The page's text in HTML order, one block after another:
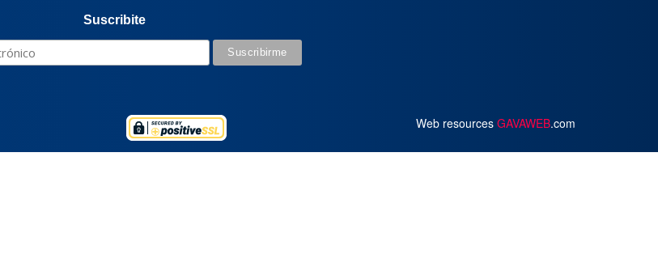
Suscribite
Web resources GAVAWEB.com